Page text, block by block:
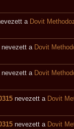
a Dovit
nevezett a Dovit
nevezett a Dovit
nevezett a Dovit
nevezett a Dovit